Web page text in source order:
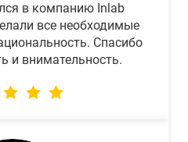
в компанию Inlab
все необходимые
Спасибо
и внимательность.